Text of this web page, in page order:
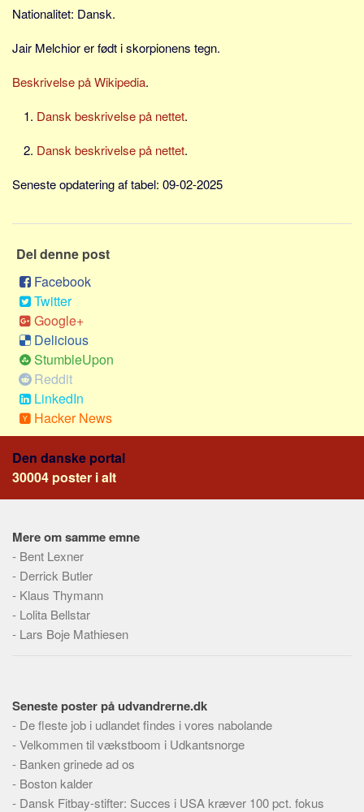
Forbrug
Social sikring og sundhed
Alle
Aspekter
Køb og salg
Skatter og afgifter
Statistik
Praktisk
Alle
Meta
Dokumenttyper
Emner
Personer
Om
Webstedet
Forhistorien
Redigering
Hjælp
Nationalitet: Dansk.
Jair Melchior er født i skorpionens tegn.
Beskrivelse på Wikipedia.
Dansk beskrivelse på nettet.
Dansk beskrivelse på nettet.
Seneste opdatering af tabel: 09-02-2025
Del denne post
Facebook
Twitter
Google+
Delicious
StumbleUpon
Reddit
LinkedIn
Hacker News
Den danske portal
30004 poster i alt
Mere om samme emne
- Bent Lexner
- Derrick Butler
- Klaus Thymann
- Lolita Bellstar
- Lars Boje Mathiesen
Seneste poster på udvandrerne.dk
- De fleste job i udlandet findes i vores nabolande
-Velkommen til vækstboom i Udkantsnorge
- Banken grinede ad os
- Boston kalder
- Dansk Fitbay-stifter: Succes i USA kræver 100 pct. fokus